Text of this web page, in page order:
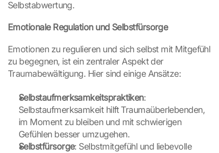
Selbstabwertung.
Emotionale Regulation und Selbstfürsorge
Emotionen zu regulieren und sich selbst mit Mitgefühl
zu begegnen, ist ein zentraler Aspekt der
Traumabewältigung. Hier sind einige Ansätze:
Selbstaufmerksamkeitspraktiken:
Selbstaufmerksamkeit hilft Traumaüberlebenden,
im Moment zu bleiben und mit schwierigen
Gefühlen besser umzugehen.
Selbstfürsorge: Selbstmitgefühl und liebevolle